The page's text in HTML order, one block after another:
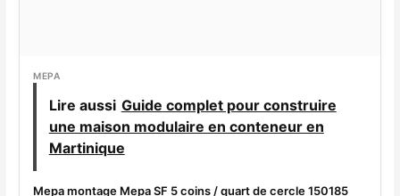
MEPA
Lire aussi Guide complet pour construire
une maison modulaire en conteneur en
Martinique
Mepa montage Mepa SF 5 coins / quart de cercle 150185